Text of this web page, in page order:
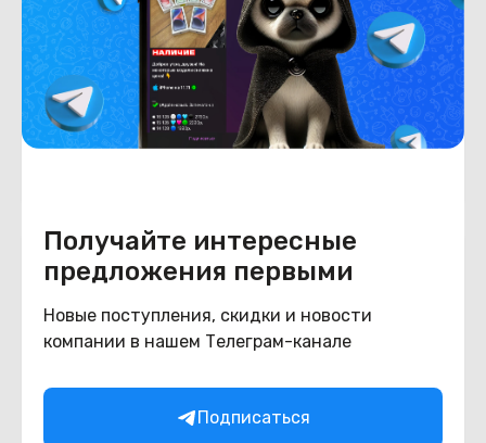
Получайте интересные
предложения первыми
Новые поступления, скидки и новости
компании в нашем Телеграм-канале
Подписаться
(новый. запечатан.) Infinix GT 30 X6876
8GB/256GB (белый)
Под заказ
781BYN 940